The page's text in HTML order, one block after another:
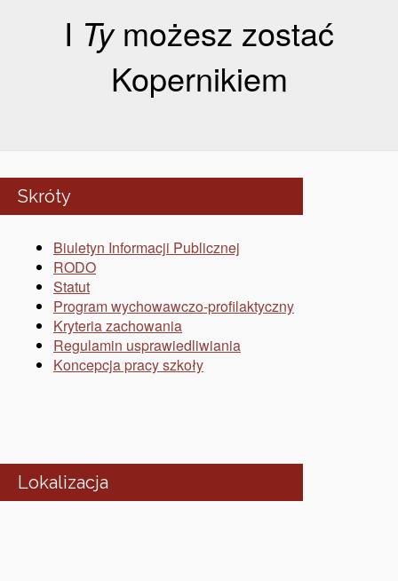
I Tymożesz zostać
Kopernikiem
Skróty
Biuletyn Informacji Publicznej
RODO
Statut
Program wychowawczo-profilaktyczny
Kryteria zachowania
Regulamin usprawiedliwiania
Koncepcja pracy szkoły
Lokalizacja